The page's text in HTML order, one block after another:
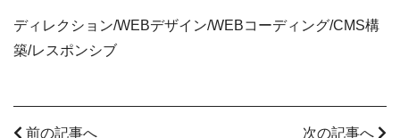
ディレクション/WEBデザイン/WEBコーディング/CMS構
築/レスポンシブ
前の記事へ 次の記事へ